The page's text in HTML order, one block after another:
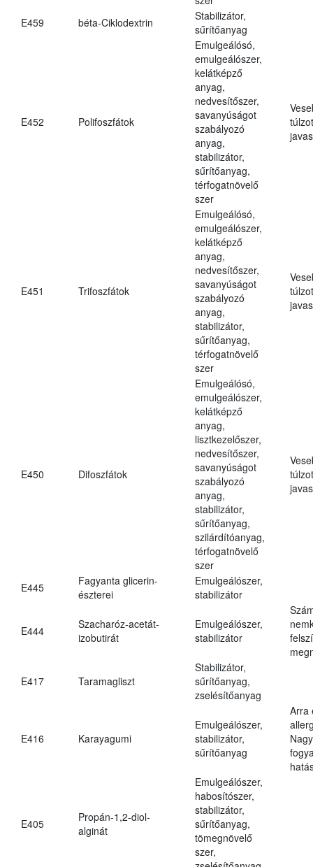
E459
béta-Ciklodextrin
Stabilizátor,
sűrítőanyag
E452 Polifoszfátok
Emulgeálósó,
emulgeálószer,
kelátképző
anyag,
nedvesítőszer,
savanyúságot
szabályozó
anyag,
stabilizátor,
sűrítőanyag,
térfogatnövelő
szer
E451 Trifoszfátok
Emulgeálósó,
emulgeálószer,
kelátképző
anyag,
nedvesítőszer,
savanyúságot
szabályozó
anyag,
stabilizátor,
sűrítőanyag,
térfogatnövelő
szer
E450 Difoszfátok
Emulgeálósó,
emulgeálószer,
kelátképző
anyag,
lisztkezelőszer,
nedvesítőszer,
savanyúságot
szabályozó
anyag,
stabilizátor,
sűrítőanyag,
szilárdítóanyag,
térfogatnövelő
szer
E445
Fagyanta glicerin-
észterei
Emulgeálószer,
stabilizátor
E444
Szacharóz-acetát-
izobutirát
Emulgeálószer,
stabilizátor
E417 Taramagliszt
Stabilizátor,
sűrítőanyag,
zselésítőanyag
E416 Karayagumi
Emulgeálószer,
stabilizátor,
sűrítőanyag
Arra
E405
Propán-1,2-diol-
alginát
Emulgeálószer,
habosítószer,
stabilizátor,
sűrítőanyag,
tömegnövelő
szer,